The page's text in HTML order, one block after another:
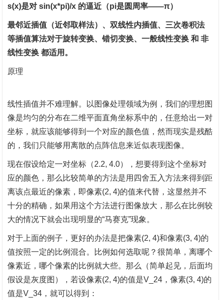
s(x)是对 sin(x*pi)/x 的逼近（pi是圆周率——π）
最邻近插值（近邻取样法）、双线性内插值、三次卷积法
等插值算法对于旋转变换、错切变换、一般线性变换 和 非
线性变换 都适用。
原理
线性插值并不难理解。以图像处理领域为例，我们的理想图
像是均匀的分布在二维平面直角坐标系中的，任意给出一对
坐标，就应该能够得到一个对应的颜色值，然而现实是残酷
的，我们只能够用离散的点阵信息来近似表现图像。
现在假设给定一对坐标（2.2, 4.0），想要得到这个坐标对
应的颜色，那么比较简单的方法是用四舍五入方法来得到距
离该点最近的像素，即像素(2, 4)的值来代替，这显然并不
十分的精确，如果用这个方法进行图像放大，那么在比例较
大的情况下就会出现明显的“马赛克”现象。
对于上面的例子，更好的办法是把像素(2, 4)和像素(3, 4)的
值按照一定的比例混合。比例如何选取呢？很简单，离哪个
像素近，哪个像素的比例就大些。那么（简单起见，后面均
假设是灰度图），若设像素(2, 4)的值是V_24，像素(3, 4)的
值是V_34，就可以得到：